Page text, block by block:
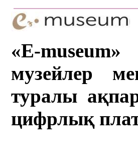
«E-
музейлер
туралы
цифрлық